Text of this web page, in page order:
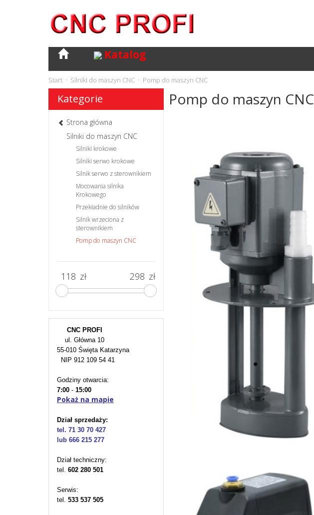
Katalog
Start Silniki do maszyn CNC Pomp do maszyn CNC
Pomp do maszyn CNC
Kategorie
Strona główna
Silniki do maszyn CNC
Silniki krokowe
Silniki serwo krokowe
Silnik serwo z sterownikiem
Mocowania silnika
Krokowego
Przekładnie do silników
Silnik wrzeciona z
sterownikiem
Pomp do maszyn CNC
zł zł
CNC PROFI
ul. Główna 10
55-010 Święta Katarzyna
NIP 912 109 54 41
Godziny otwarcia:
7:00 - 15:00
Pokaż na mapie
Dział sprzedaży:
tel. 71 30 70 427
lub 666 215 277
Dział techniczny:
tel. 602 280 501
Serwis:
tel. 533 537 505